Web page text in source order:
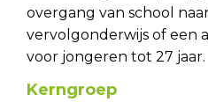
overgang van school
vervolgonderwijs of een
voor jongeren tot 27 jaar.
Kerngroep